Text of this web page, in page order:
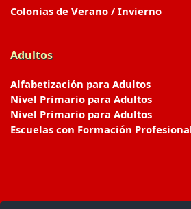
Colonias de Verano / Invierno
Adultos
Alfabetización para Adultos
Nivel Primario para Adultos
Nivel Primario para Adultos
Escuelas con Formación